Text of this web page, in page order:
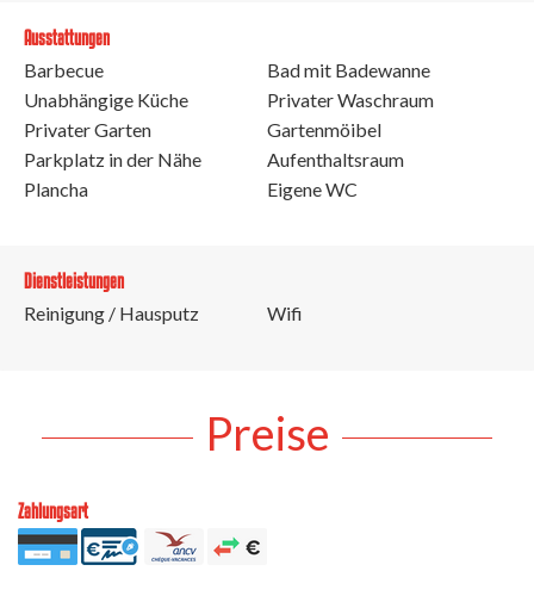
Ausstattungen
Barbecue
Unabhängige Küche
Privater Garten
Parkplatz in der Nähe
Plancha
Bad mit Badewanne
Privater Waschraum
Gartenmöibel
Aufenthaltsraum
Eigene WC
Dienstleistungen
Reinigung / Hausputz
Wifi
Preise
Zahlungsart